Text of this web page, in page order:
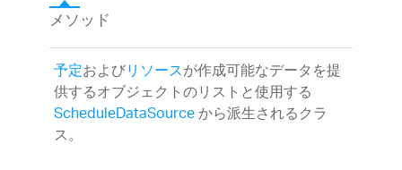
メソッド
予定およびリソースが作成可能なデータを提
供するオブジェクトのリストと使用する
ScheduleDataSourceから派生されるクラ
ス。